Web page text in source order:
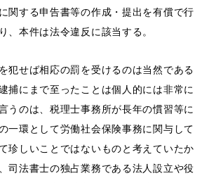
関する申告書等の作成・提出を有償で行
、本件は法令違反に該当する。
犯せば相応の罰を受けるのは当然である
捕にまで至ったことは個人的には非常に
うのは、税理士事務所が長年の慣習等に
一環として労働社会保険事務に関与して
珍しいことではないものと考えていたか
司法書士の独占業務である法人設立や役